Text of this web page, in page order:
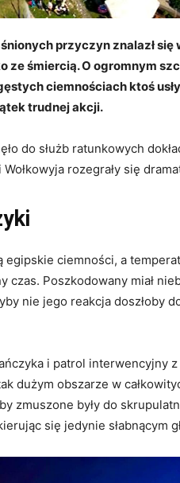
przyczyn znalazł się
ze śmiercią. O ogromnym
ciemnościach ktoś
trudnej akcji.
do służb ratunkowych
rozegrały się
egipskie ciemności, a
Poszkodowany miał
nie jego reakcja doszłoby
i patrol interwencyjny z
dużym obszarze w
zmuszone były do
się jedynie słabnącym